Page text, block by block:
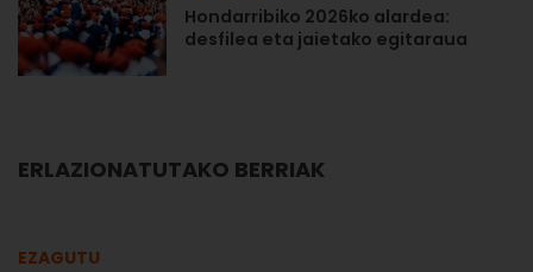
Hondarribiko 2026ko alardea:
desfilea eta jaietako egitaraua
ERLAZIONATUTAKO BERRIAK
EZAGUTU